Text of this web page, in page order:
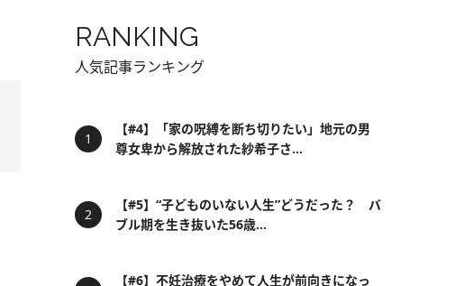
RANKING
人気記事ランキング
【#4】「家の呪縛を断ち切りたい」地元の男
尊女卑から解放された紗希子さ...
【#5】“子どものいない人生”どうだった？ バ
ブル期を生き抜いた56歳...
【#6】不妊治療をやめて人生が前向きになっ